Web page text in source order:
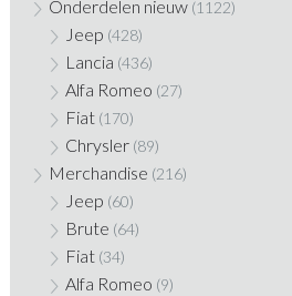
Onderdelen nieuw (1122)
Jeep (428)
Lancia (436)
Alfa Romeo (27)
Fiat (170)
Chrysler (89)
Merchandise (216)
Jeep (60)
Brute (64)
Fiat (34)
Alfa Romeo (9)